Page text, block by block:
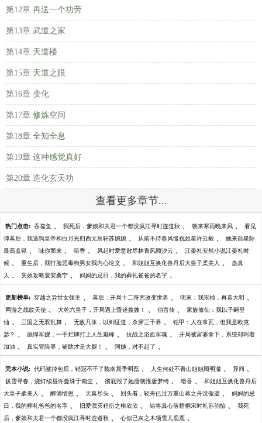
第12章 再送一个功劳
第13章 武道之家
第14章 天道楼
第15章 天道之眼
第16章 变化
第17章 修炼空间
第18章 全知全息
第19章 这种感觉真好
第20章 造化玄天功
查看更多章节...
热门点击: 吞噬鱼 、 我死后，爹娘和夫君一个都没疯江寻时连道秋 、 朝来寒雨晚来风 、 看见
弹幕后，我送狗皇帝和白月光归西元辰轩苏婉婉 、 从前不待春风慢祝如星许云毅 、 她来自星际
最高监狱 、 味你而来 、 暗香 、 风起时爱意散尽林青风顾汐云 、 江晏礼安然小说江晏礼时
候 、 重生后，我打脸恶毒狗男女我内心论文 、 和姐姐互换化兽丹后大皇子柔美人 、 蛊真
人 、 失效攻略裴安桑宁 、 妈妈的忌日，我的葬礼爸爸的名字 、
更新榜单: 穿越之异世女领主 、 幕后：开局十二符咒改变世界 、 明末：我崇祯，再造大明 、
网游之战纹天使 、 大乾六皇子，开局遇上昏迷嫂嫂！ 、 伯言传 、 家族修仙：我以子嗣登
仙 、 三国之无双乱舞 、 无敌凡体，以剑证道，杀穿三千界 、 铠甲：人在拿瓦，但我是欧克
瑟？ 、 彪悍军嫂，一手烂牌打上人生巅峰 、 抗战之浴血军魂 、 开局被富婆拿下，系统却叫着
加油 、 真实冒险界，辅助才是大腿！ 、 阿姨，对不起了 、
完本小说: 代码被掉包后，销冠不干了魏南晨季明磊 、 人生何处不青山姐姐顾明澈 、 异间 、
拨雪寻春，烧灯续昼许曼珠于南尘 、 彻底毁了她唐朝淮唐梦绮 、 暗香 、 和姐姐互换化兽丹后
大皇子柔美人 、 醉酒情思 、 天幕尽头 、 回头看，轻舟已过万重山蒋之舟沈傲凝 、 妈妈的忌
日，我的葬礼爸爸的名字 、 旧爱泯灭程衍之柳欣欣 、 错将真心落梧桐宋时礼苏韵怡 、 我死
后，爹娘和夫君一个都没疯江寻时连道秋 、 心似已灰之木项雪儿鹿鹿 、